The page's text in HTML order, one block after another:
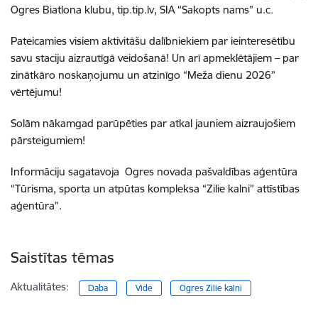
Ogres Biatlona klubu, tip.tip.lv, SIA “Sakopts nams” u.c.
Pateicamies visiem aktivitāšu dalībniekiem par ieinteresētību
savu staciju aizrautīgā veidošanā! Un arī apmeklētājiem – par
zinātkāro noskaņojumu un atzinīgo “Meža dienu 2026”
vērtējumu!
Solām nākamgad parūpēties par atkal jauniem aizraujošiem
pārsteigumiem!
Informāciju sagatavoja Ogres novada pašvaldības aģentūra
“Tūrisma, sporta un atpūtas kompleksa “Zilie kalni” attīstības
aģentūra”.
Saistītas tēmas
Aktualitātes: Daba Vide Ogres Zilie kalni